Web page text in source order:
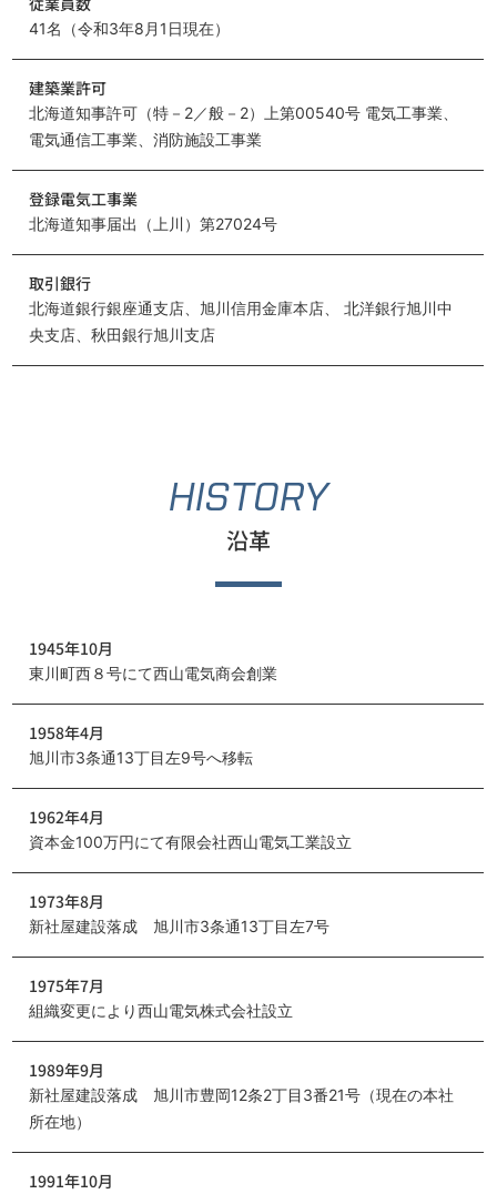
41名（令和3年8月1日現在）
建築業許可
北海道知事許可（特－2／般－2）上第00540号 電気工事業、
電気通信工事業、消防施設工事業
登録電気工事業
北海道知事届出（上川）第27024号
取引銀行
北海道銀行銀座通支店、旭川信用金庫本店、 北洋銀行旭川中
央支店、秋田銀行旭川支店
HISTORY
沿革
1945年10月
東川町西８号にて西山電気商会創業
1958年4月
旭川市3条通13丁目左9号へ移転
1962年4月
資本金100万円にて有限会社西山電気工業設立
1973年8月
新社屋建設落成 旭川市3条通13丁目左7号
1975年7月
組織変更により西山電気株式会社設立
1989年9月
新社屋建設落成 旭川市豊岡12条2丁目3番21号（現在の本社
所在地）
1991年10月